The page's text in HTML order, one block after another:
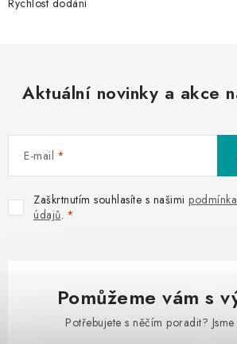
Aktuální novinky a akce
E-mail
Zaškrtnutím souhlasíte s našimi
údajů.
Pomůžeme vám s
Potřebujete s něčím poradit?